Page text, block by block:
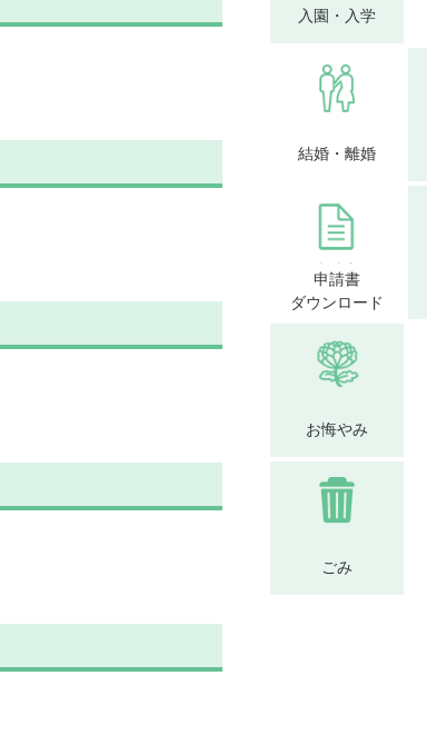
入園・入学
結婚・離婚
申請書
ダウンロード
お悔やみ
ごみ